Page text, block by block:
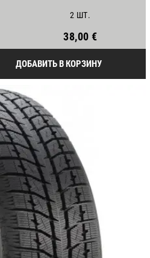
2 ШТ.
38,00 €
ДОБАВИТЬ В КОРЗИНУ